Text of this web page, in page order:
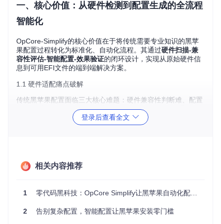
一、核心价值：从硬件检测到配置生成的全流程
智能化
OpCore-Simplify的核心价值在于将传统需要专业知识的黑苹
果配置过程转化为标准化、自动化流程。其通过硬件扫描-兼
容性评估-智能配置-效果验证的闭环设计，实现从原始硬件信
息到可用EFI文件的端到端解决方案。
1.1 硬件适配痛点破解
传统黑苹果配置面临三大核心难题：硬件兼容性判断难、配置
参数调试复杂、驱动选择专业性强。OpCore-Simplify通过内
datasets目录下的 cpu_data.py
等文件）和智能决策引擎，将这些复杂问题转化为可视
相比手动配置，使用OpCore-Simplify可将EFI创建时间从数小
基于硬件特征的智能配置推荐
登录后查看全文
相关内容推荐
1 零代码黑科技：OpCore Simplify让黑苹果自动化配置工具触手可及
2 告别复杂配置，智能配置让黑苹果安装零门槛